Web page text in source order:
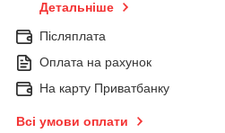
Детальніше
Післяплата
Оплата на рахунок
На карту Приватбанку
Всі умови оплати